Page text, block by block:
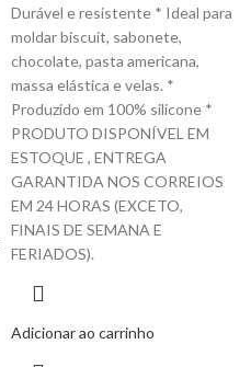
Durável e resistente * Ideal para
moldar biscuit, sabonete,
chocolate, pasta americana,
massa elástica e velas. *
Produzido em 100% silicone *
PRODUTO DISPONÍVEL EM
ESTOQUE , ENTREGA
GARANTIDA NOS CORREIOS
EM 24 HORAS (EXCETO,
FINAIS DE SEMANA E
FERIADOS).
Adicionar ao carrinho